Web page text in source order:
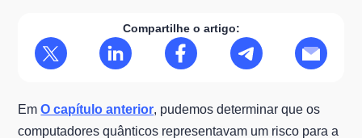
Compartilhe o artigo:
EmO capítulo anterior, pudemos determinar que os
computadores quânticos representavam um risco para a